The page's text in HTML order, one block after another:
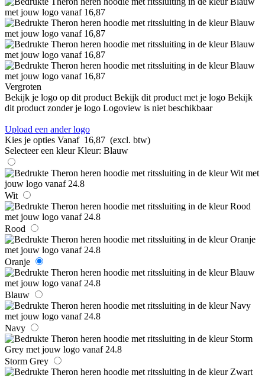
Vergroten
Bekijk je logo op dit product Bekijk dit product met je logo Bekijk
dit product zonder je logo Logoview is niet beschikbaar
Upload een ander logo
Kies je opties Vanaf 16,87 (excl. btw)
Selecteer een kleur Kleur: Blauw
Wit
Rood
Oranje
Blauw
Navy
Storm Grey